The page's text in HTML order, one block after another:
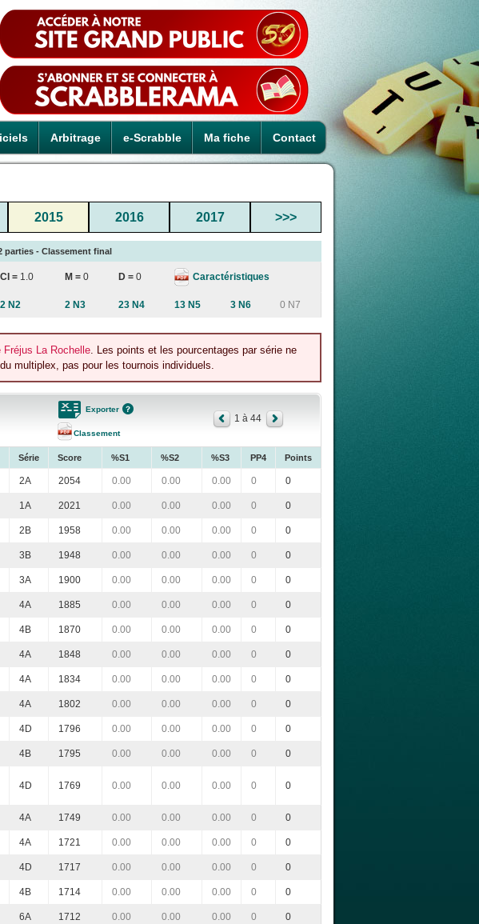
Arbitrage e-Scrabble Ma fiche Contact
2015 2016 2017 >>>
parties - Classement final
CI = 1.0 M = 0 D = 0 Caractéristiques
2 N2 2 N3 23 N4 13 N5 3 N6 0 N7
Fréjus La Rochelle. Les points et les pourcentages par série ne
multiplex, pas pour les tournois individuels.
Exporter
Classement
1 à 44
Série Score %S1 %S2 %S3 PP4 Points
2A 2054 0.00 0.00 0.00 0 0
1A 2021 0.00 0.00 0.00 0 0
2B 1958 0.00 0.00 0.00 0 0
3B 1948 0.00 0.00 0.00 0 0
3A 1900 0.00 0.00 0.00 0 0
4A 1885 0.00 0.00 0.00 0 0
4B 1870 0.00 0.00 0.00 0 0
4A 1848 0.00 0.00 0.00 0 0
4A 1834 0.00 0.00 0.00 0 0
4A 1802 0.00 0.00 0.00 0 0
4D 1796 0.00 0.00 0.00 0 0
4B 1795 0.00 0.00 0.00 0 0
4D 1769 0.00 0.00 0.00 0 0
4A 1749 0.00 0.00 0.00 0 0
4A 1721 0.00 0.00 0.00 0 0
4D 1717 0.00 0.00 0.00 0 0
4B 1714 0.00 0.00 0.00 0 0
6A 1712 0.00 0.00 0.00 0 0